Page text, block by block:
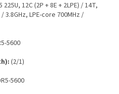
12C (2P + 8E + 2LPE) / 14T,
3.8GHz, LPE-core 700MHz /
5600
(2/1)
5600